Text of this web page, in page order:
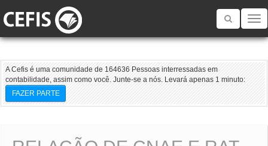
Toggle
A Cefis é uma comunidade de 164636 Pessoas interressadas em
contabilidade, assim como você. Junte-se a nós. Levará apenas 1 minuto:
FAZER PARTE